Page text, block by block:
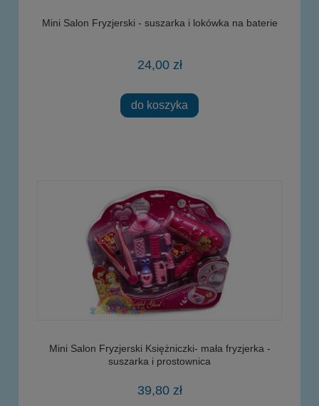
Mini Salon Fryzjerski - suszarka i lokówka na baterie
24,00 zł
do koszyka
Mini Salon Fryzjerski Księżniczki- mała fryzjerka -
suszarka i prostownica
39,80 zł